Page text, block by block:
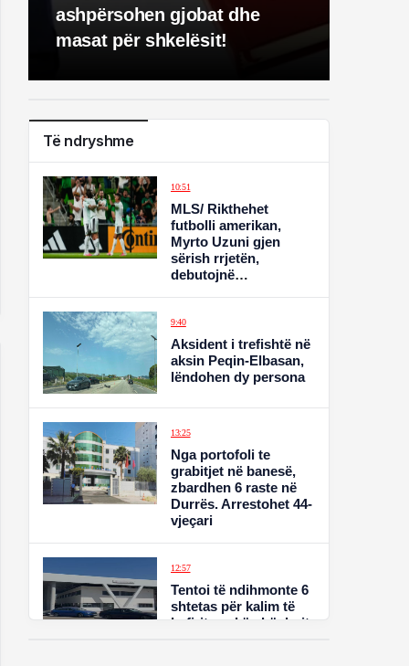
ashpërsohen gjobat dhe
masat për shkelësit!
Të ndryshme
10:51
MLS/ Rikthehet
futbolli amerikan,
Myrto Uzuni gjen
sërish rrjetën,
debutojnë
9:40
Aksident i trefishtë në
aksin Peqin-Elbasan,
lëndohen dy persona
13:25
Nga portofoli te
grabitjet në banesë,
zbardhen 6 raste në
Durrës. Arrestohet 44-
vjeçari
12:57
Tentoi të ndihmonte 6
shtetas për kalim të
kufirit me këmbë drejt